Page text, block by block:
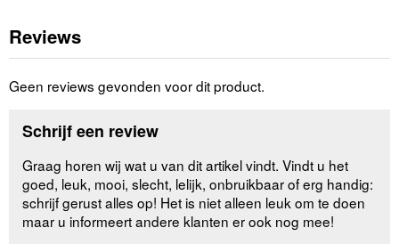
Reviews
Geen reviews gevonden voor dit product.
Schrijf een review
Graag horen wij wat u van dit artikel vindt. Vindt u het
goed, leuk, mooi, slecht, lelijk, onbruikbaar of erg handig:
schrijf gerust alles op! Het is niet alleen leuk om te doen
maar u informeert andere klanten er ook nog mee!